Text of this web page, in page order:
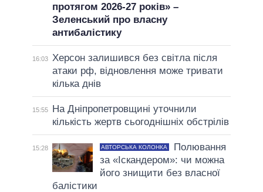
протягом 2026-27 років» –
Зеленський про власну
антибалістику
16:03
Херсон залишився без світла після
атаки рф, відновлення може тривати
кілька днів
15:55
На Дніпропетровщині уточнили
кількість жертв сьогоднішніх обстрілів
15:28 АВТОРСЬКА КОЛОНКА
Полювання
за «Іскандером»: чи можна
його знищити без власної
балістики